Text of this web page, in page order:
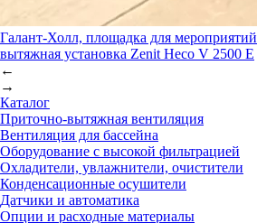
Галант-Холл, площадка для мероприятий
вытяжная установка Zenit Heco V 2500 E
←
→
Каталог
Приточно-вытяжная вентиляция
Вентиляция для бассейна
Оборудование с высокой фильтрацией
Охладители, увлажнители, очистители
Конденсационные осушители
Датчики и автоматика
Опции и расходные материалы